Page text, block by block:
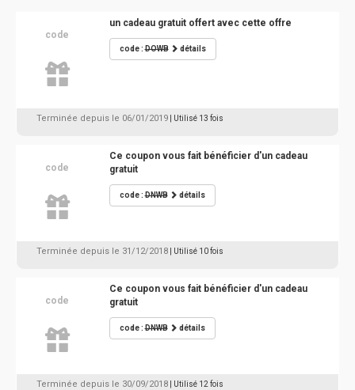
code
un cadeau gratuit offert avec cette offre
code :DOWB détails
Terminée depuis le 06/01/2019 | Utilisé 13 fois
code
Ce coupon vous fait bénéficier d'un cadeau
gratuit
code :DNWB détails
Terminée depuis le 31/12/2018 | Utilisé 10 fois
code
Ce coupon vous fait bénéficier d'un cadeau
gratuit
code :DNWB détails
Terminée depuis le 30/09/2018 | Utilisé 12 fois